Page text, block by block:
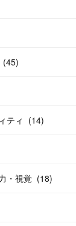
(45)
ティ (14)
・視覚 (18)